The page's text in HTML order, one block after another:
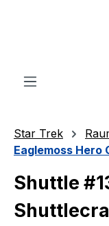
Star Trek
Eaglemoss Hero
Shuttle